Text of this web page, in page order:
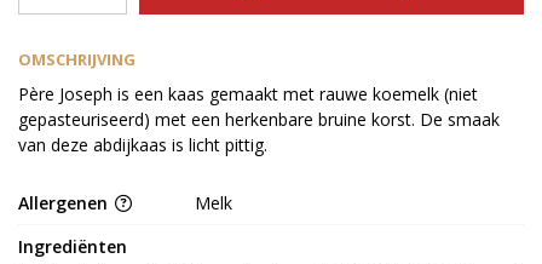
OMSCHRIJVING
Père Joseph is een kaas gemaakt met rauwe koemelk (niet
gepasteuriseerd) met een herkenbare bruine korst. De smaak
van deze abdijkaas is licht pittig.
Allergenen
Melk
Ingrediënten